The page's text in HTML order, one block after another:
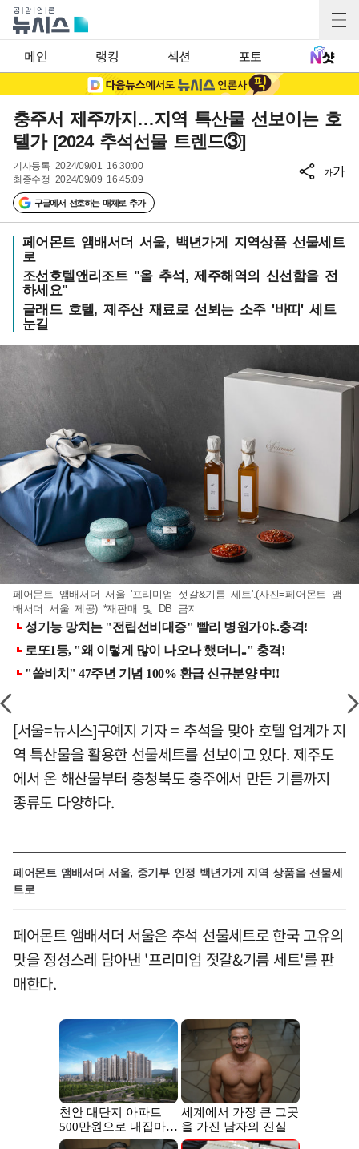
메인 랭킹 섹션 포토
충주서 제주까지…지역 특산물 선보이는 호
텔가 [2024 추석선물 트렌드③]
기사등록 2024/09/01 16:30:00
최종수정 2024/09/09 16:45:09
구글에서 선호하는 매체로 추가
가가
페어몬트 앰배서더 서울, 백년가게 지역상품 선물세트
로
조선호텔앤리조트 "올 추석, 제주해역의 신선함을 전
하세요"
글래드 호텔, 제주산 재료로 선뵈는 소주 '바띠' 세트
눈길
페어몬트 앰배서더 서울 '프리미엄 젓갈&기름 세트'.(사진=페어몬트 앰
배서더 서울 제공) *재판매 및 DB 금지
[서울=뉴시스]구예지 기자 = 추석을 맞아 호텔 업계가 지
역 특산물을 활용한 선물세트를 선보이고 있다. 제주도
에서 온 해산물부터 충청북도 충주에서 만든 기름까지
종류도 다양하다.
페어몬트 앰배서더 서울, 중기부 인정 백년가게 지역 상품을 선물세
트로
페어몬트 앰배서더 서울은 추석 선물세트로 한국 고유의
맛을 정성스레 담아낸 '프리미엄 젓갈&기름 세트'를 판
매한다.